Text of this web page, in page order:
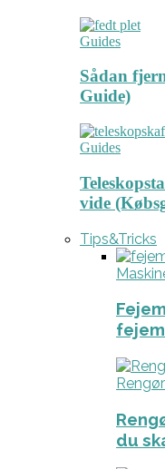
Guides
Sådan
Guide)
Guides
vide
Tips&Tricks
du